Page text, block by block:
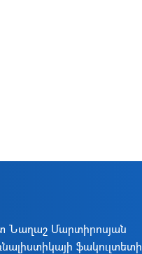
Նաղաշ Մարտիրոսյան
ֆակուլտետի